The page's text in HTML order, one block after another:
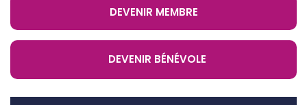
DEVENIR MEMBRE
DEVENIR BÉNÉVOLE